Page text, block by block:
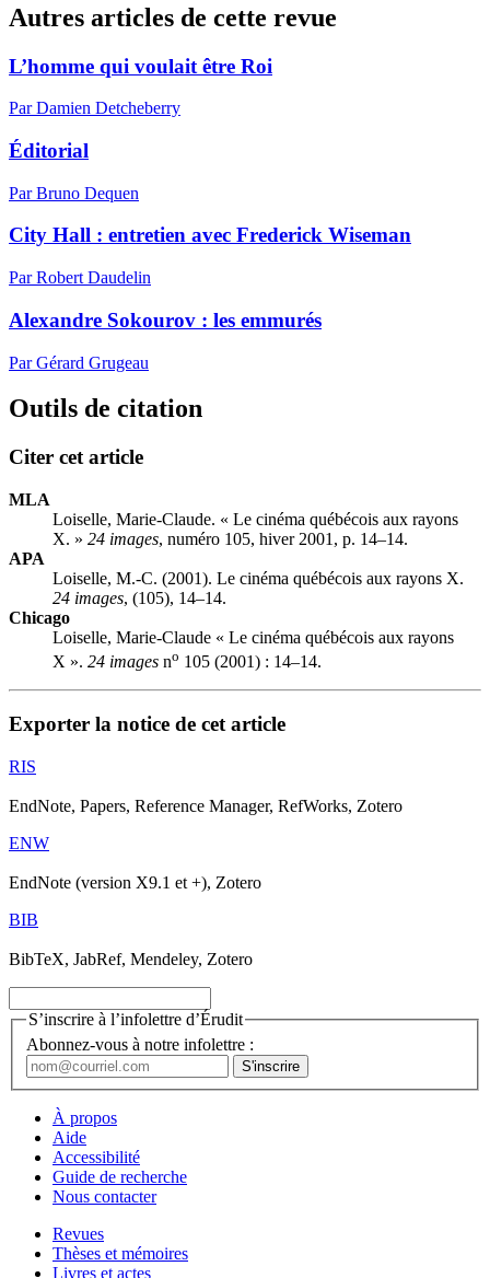
Autres articles de cette revue
L’homme qui voulait être Roi
Par Damien Detcheberry
Éditorial
Par Bruno Dequen
City Hall : entretien avec Frederick Wiseman
Par Robert Daudelin
Alexandre Sokourov : les emmurés
Par Gérard Grugeau
Outils de citation
Citer cet article
MLA
Loiselle, Marie-Claude. « Le cinéma québécois aux rayons
X. » 24 images, numéro 105, hiver 2001, p. 14–14.
APA
Loiselle, M.-C. (2001). Le cinéma québécois aux rayons X.
24 images, (105), 14–14.
Chicago
Loiselle, Marie-Claude « Le cinéma québécois aux rayons
X ». 24 images no 105 (2001) : 14–14.
Exporter la notice de cet article
RIS
EndNote, Papers, Reference Manager, RefWorks, Zotero
ENW
EndNote (version X9.1 et +), Zotero
BIB
BibTeX, JabRef, Mendeley, Zotero
S’inscrire à l’infolettre d’Érudit
Abonnez-vous à notre infolettre :
À propos
Aide
Accessibilité
Guide de recherche
Nous contacter
Revues
Thèses et mémoires
Livres et actes